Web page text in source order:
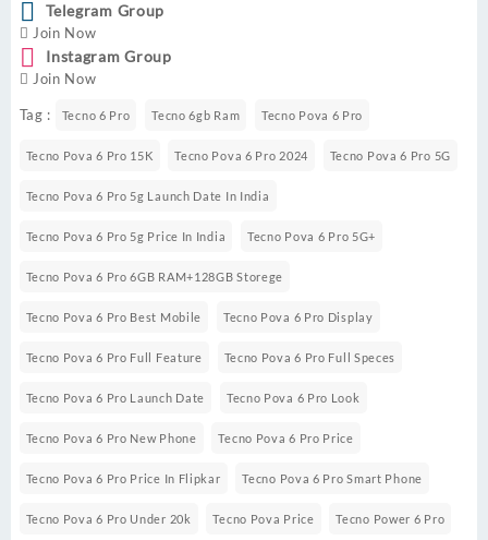
Telegram Group
Join Now
Instagram Group
Join Now
Tag : Tecno 6 Pro Tecno 6gb Ram Tecno Pova 6 Pro
Tecno Pova 6 Pro 15K Tecno Pova 6 Pro 2024 Tecno Pova 6 Pro 5G
Tecno Pova 6 Pro 5g Launch Date In India
Tecno Pova 6 Pro 5g Price In India Tecno Pova 6 Pro 5G+
Tecno Pova 6 Pro 6GB RAM+128GB Storege
Tecno Pova 6 Pro Best Mobile Tecno Pova 6 Pro Display
Tecno Pova 6 Pro Full Feature Tecno Pova 6 Pro Full Speces
Tecno Pova 6 Pro Launch Date Tecno Pova 6 Pro Look
Tecno Pova 6 Pro New Phone Tecno Pova 6 Pro Price
Tecno Pova 6 Pro Price In Flipkar Tecno Pova 6 Pro Smart Phone
Tecno Pova 6 Pro Under 20k Tecno Pova Price Tecno Power 6 Pro